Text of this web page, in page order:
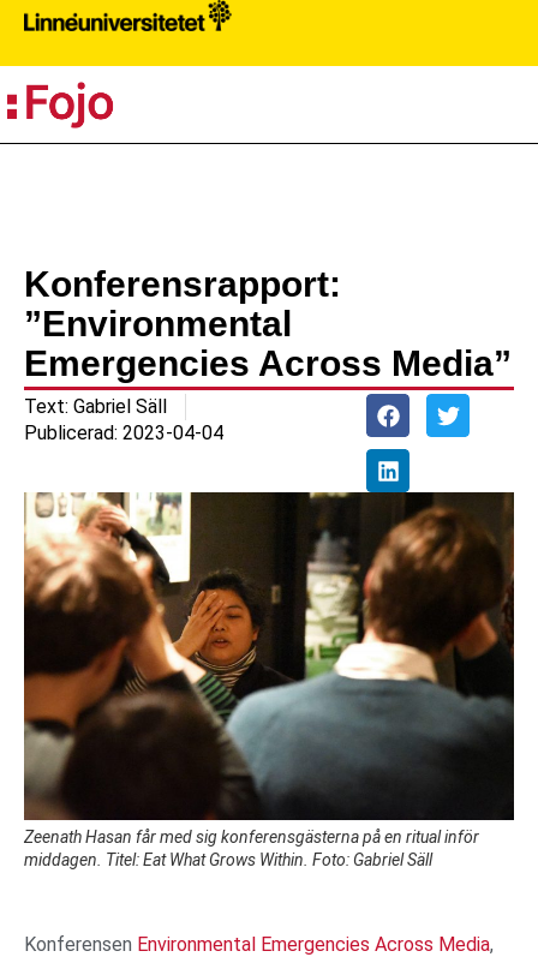
Konferensrapport:
”Environmental
Emergencies Across Media”
Text: Gabriel Säll
Publicerad: 2023-04-04
Zeenath Hasan får med sig konferensgästerna på en ritual inför
middagen. Titel: Eat What Grows Within. Foto: Gabriel Säll
Konferensen Environmental Emergencies Across Media,